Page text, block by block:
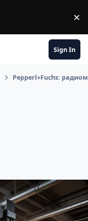
×
Sign In
Pepperl+Fuchs: